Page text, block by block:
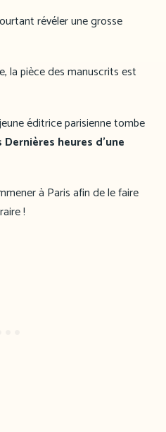
révéler une grosse
la pièce des manuscrits est
éditrice parisienne tombe
Dernières heures d’une
à Paris afin de le faire
!